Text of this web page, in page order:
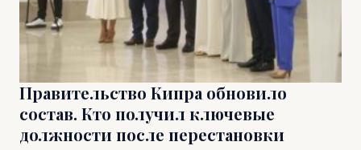
Правительство Кипра обновило
состав. Кто получил ключевые
должности после перестановки